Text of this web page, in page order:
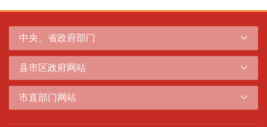
中央、省政府部门
县市区政府网站
市直部门网站